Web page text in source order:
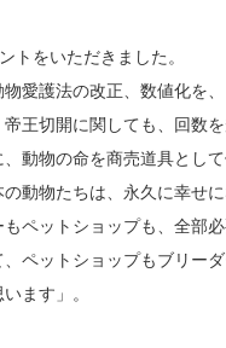
トをいただきました。
物愛護法の改正、数値化を
王切開に関しても、回数
、動物の命を商売道具とし
の動物たちは、永久に幸せに
ペットショップも、全部
ペットショップもブリー
ます」。